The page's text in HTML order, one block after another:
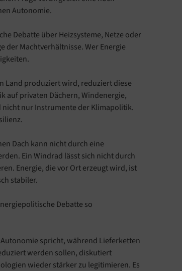
Autonomie.
Debatte über Heizsysteme, Netze oder
der Machtverhältnisse. Wer Energie
Land produziert wird, reduziert diese
auf privaten Dächern, Windenergie,
nur Instrumente der Klimapolitik.
Dach kann nicht durch eine
Ein Windrad lässt sich nicht durch
Energie, die vor Ort erzeugt wird, ist
stabiler.
Debatte so
spricht, während Lieferketten
werden sollen, diskutiert
wieder stärker zu legitimieren. Es